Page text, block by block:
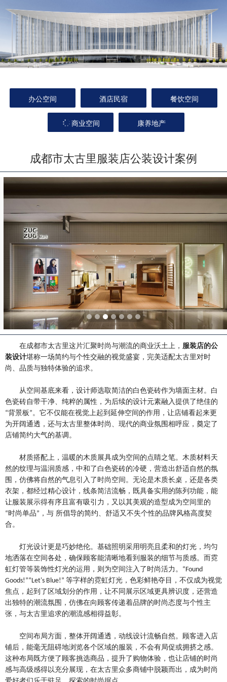
办公空间 酒店民宿 餐饮空间
商业空间 康养地产
成都市太古里服装店公装设计案例
在成都市太古里这片汇聚时尚与潮流的商业沃土上， 服装店的公
装设计堪称一场简约与个性交融的视觉盛宴，完美适配太古里对时
尚、品质与独特体验的追求。
从空间基底来看，设计师选取简洁的白色瓷砖作为墙面主材。白
色瓷砖自带干净、纯粹的属性，为后续的设计元素融入提供了绝佳的
“背景板 ”。它不仅能在视觉上起到延伸空间的作用，让店铺看起来更
为开阔通透，还与太古里整体时尚、现代的商业氛围相呼应，奠定了
店铺简约大气的基调。
材质搭配上，温暖的木质展具成为空间的点睛之笔。木质材料天
然的纹理与温润质感，中和了白色瓷砖的冷硬，营造出舒适自然的氛
围，仿佛将自然的气息引入了时尚空间。无论是木质长桌，还是各类
衣架，都经过精心设计，线条简洁流畅，既具备实用的陈列功能，能
让服装展示得有序且富有吸引力，又以其美观的造型成为空间里的
“时尚单品” ，与 所倡导的简约、舒适又不失个性的品牌风格高度契
合。
灯光设计更是巧妙绝伦。基础照明采用明亮且柔和的灯光，均匀
地洒落在空间各处，确保顾客能清晰地看到服装的细节与质感。而霓
虹灯管等装饰性灯光的运用，则为空间注入了时尚活力。 “Found
Goods!”“Let's Blue!” 等字样的霓虹灯光，色彩鲜艳夺目，不仅成为视觉
焦点，起到了区域划分的作用，让不同展示区域更具辨识度，还营造
出独特的潮流氛围，仿佛在向顾客传递着品牌的时尚态度与个性主
张，与太古里追求的潮流感相得益彰。
空间布局方面，整体开阔通透，动线设计流畅自然。顾客进入店
铺后，能毫无阻碍地浏览各个区域的服装，不会有局促或拥挤之感。
这种布局既方便了顾客挑选商品，提升了购物体验，也让店铺的时尚
感与高级感得以充分展现，在太古里众多商铺中脱颖而出，成为时尚